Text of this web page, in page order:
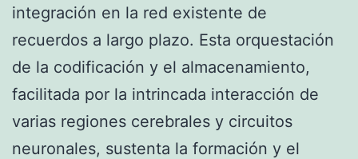
integración en la red existente de
recuerdos a largo plazo. Esta orquestación
de la codificación y el almacenamiento,
facilitada por la intrincada interacción de
varias regiones cerebrales y circuitos
neuronales, sustenta la formación y el